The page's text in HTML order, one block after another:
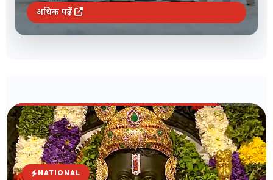
अधिक पढ़ें
NATIONAL